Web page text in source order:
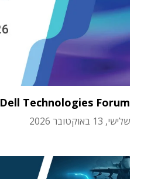
Dell Technologies Forum
שלישי, 13 באוקטובר 2026